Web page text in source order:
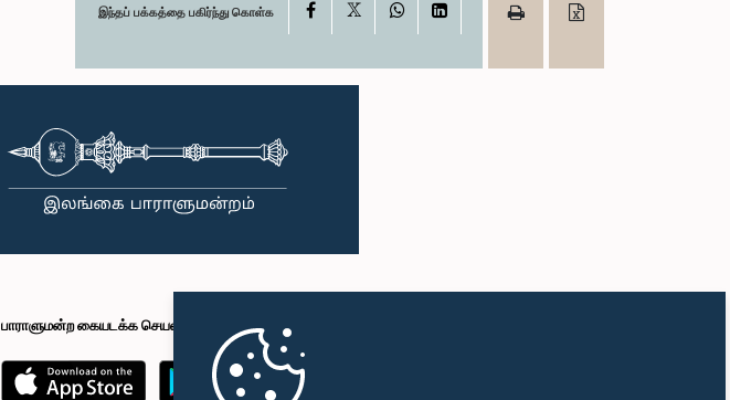
இந்தப் பக்கத்தை பகிர்ந்து கொள்க Facebook WhatsAppLinkedIn
பாராளுமன்ற கையடக்க செயலி